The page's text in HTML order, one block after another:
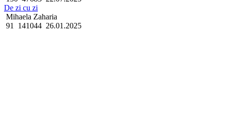
De zi cu zi
Mihaela Zaharia
91 141044 26.01.2025